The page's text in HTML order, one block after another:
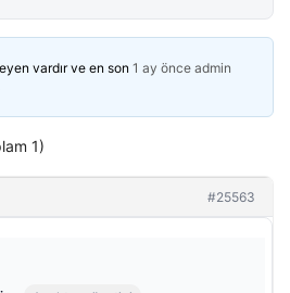
vardır ve en son 1 ay önce admin
1)
#25563